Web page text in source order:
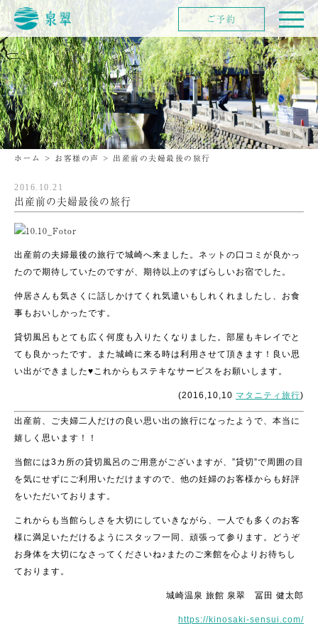
ホーム > お客様の声 > 出産前の夫婦最後の旅行
2016.10.21
出産前の夫婦最後の旅行
出産前の夫婦最後の旅行で城崎へ来ました。ネットの口コミが良かっ
たので期待していたのですが、期待以上のすばらしいお宿でした。
仲居さんも気さくに話しかけてくれ気遣いもしれくれましたし、お食
事もおいしかったです。
貸切風呂もとても広く何度も入りたくなりました。部屋もキレイでと
ても良かったです。また城崎に来る時は利用させて頂きます！良い思
い出ができました♥これからもステキなサービスをお願いします。
(2016,10,10 マタニティ旅行)
出産前、ご夫婦二人だけの良い思い出の旅行になったようで、本当に
嬉しく思います！！
当館には3カ所の貸切風呂のご用意がございますが、”貸切”で周囲の目
を気にせずにご利用いただけますので、他の妊婦のお客様からも好評
をいただいております。
これからも当館らしさを大切にしていきながら、一人でも多くのお客
様に満足いただけるようにスタッフ一同、頑張って参ります。どうぞ
お身体を大切になさってくださいね♪またのご来館を心よりお待ちし
ております。
城崎温泉 旅館 泉翠 冨田 健太郎
https://kinosaki-sensui.com/
ご予約